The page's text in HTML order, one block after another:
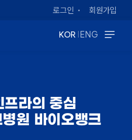
로그인 회원가입
KOR | ENG
프라의 중심
원 바이오뱅크